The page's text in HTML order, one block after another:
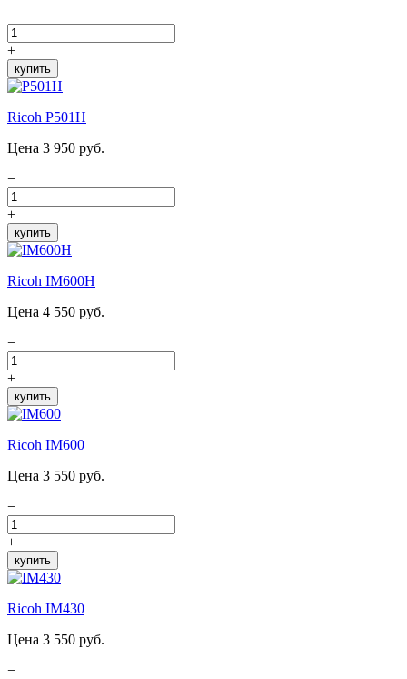
−
+
купить
Ricoh P501H
Цена 3 950 руб.
−
+
купить
Ricoh IM600H
Цена 4 550 руб.
−
+
купить
Ricoh IM600
Цена 3 550 руб.
−
+
купить
Ricoh IM430
Цена 3 550 руб.
−